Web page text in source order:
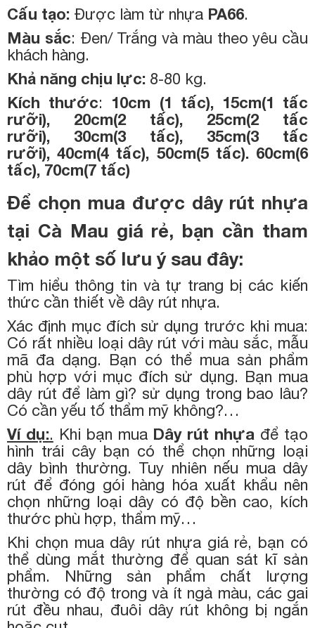
Cấu tạo: Được làm từ nhựa PA66.
Màu sắc: Đen/ Trắng và màu theo yêu cầu
khách hàng.
Khả năng chịu lực: 8-80 kg.
Kích thước: 10cm (1 tấc), 15cm(1 tấc
rưỡi), 20cm(2 tấc), 25cm(2 tấc
rưỡi), 30cm(3 tấc), 35cm(3 tấc
rưỡi),40cm(4 tấc), 50cm(5 tấc). 60cm(6
tấc), 70cm(7 tấc)
Để chọn mua được dây rút nhựa
tại Cà Mau giá rẻ, bạn cần tham
khảo một số lưu ý sau đây:
Tìm hiểu thông tin và tự trang bị các kiến
thức cần thiết về dây rút nhựa.
Xác định mục đích sử dụng trước khi mua:
Có rất nhiều loại dây rút với màu sắc, mẫu
mã đa dạng. Bạn có thể mua sản phẩm
phù hợp với mục đích sử dụng. Bạn mua
dây rút để làm gì? sử dụng trong bao lâu?
Có cần yếu tố thẩm mỹ không?…
Ví dụ:. Khi bạn mua Dây rút nhựa để tạo
hình trái cây bạn có thể chọn những loại
dây bình thường. Tuy nhiên nếu mua dây
rút để đóng gói hàng hóa xuất khẩu nên
chọn những loại dây có độ bền cao, kích
thước phù hợp, thẩm mỹ…
Khi chọn mua dây rút nhựa giá rẻ, bạn có
thể dùng mắt thường để quan sát kĩ sản
phẩm. Những sản phẩm chất lượng
thường có độ trong và ít ngả màu, các gai
rút đều nhau, đuôi dây rút không bị ngắn